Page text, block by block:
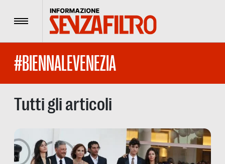
Menu
#BIENNALEVENEZIA
Tutti gli articoli